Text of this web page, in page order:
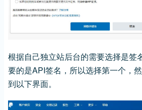
根据自己独立站后台的需要选择是签
要的是API签名，所以选择第一个，
到以下界面。